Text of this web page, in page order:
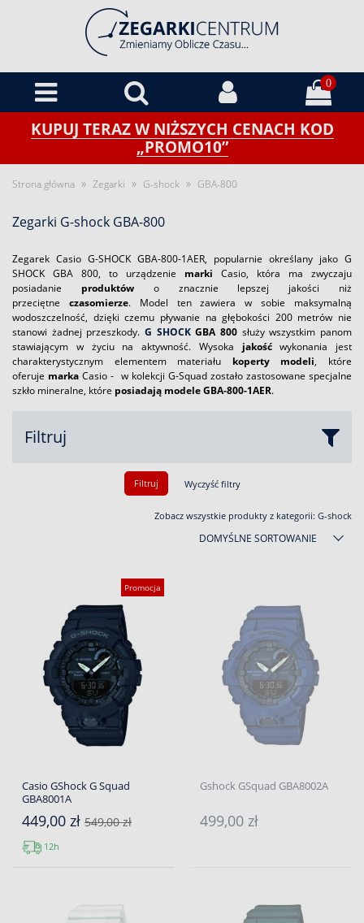
0
KUPUJ TERAZ W NIŻSZYCH CENACH KOD
„PROMO10”
Strona główna » Zegarki » G-shock » GBA-800
Zegarki G-shock GBA-800
Zegarek Casio G-SHOCK GBA-800-1AER, popularnie określany jako G
SHOCK GBA 800, to urządzenie marki Casio, która ma zwyczaju
posiadanie produktówo znacznie lepszej jakości niż
przeciętne czasomierze. Model ten zawiera w sobie maksymalną
wodoszczelność, dzięki czemu pływanie na głębokości 200 metrów nie
stanowi żadnej przeszkody. G SHOCKGBA 800 służy wszystkim panom
stawiającym w życiu na aktywność. Wysoka jakośćwykonania jest
charakterystycznym elementem materiału koperty modeli, które
oferuje markaCasio - w kolekcji G-Squad zostało zastosowane specjalne
szkło mineralne, które posiadają modeleGBA-800-1AER.
Filtruj
Filtruj Wyczyść filtry
Zobacz wszystkie produkty z kategorii: G-shock
DOMYŚLNE SORTOWANIE
Promocja
Casio GShock G Squad
GBA8001A
449,00 zł 549,00 zł
12h
Gshock GSquad GBA8002A
499,00 zł